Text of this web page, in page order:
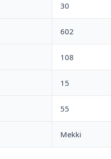
30
602
108
15
55
Mekki